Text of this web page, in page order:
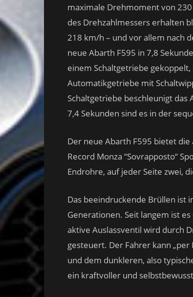
maximale Drehmoment von
des Drehzahlmessers erhalten
218 km/h – und vor allem nach
neue Abarth F595 in 7,8
einem Schaltgetriebe
Automatikgetriebe mit
Schaltgetriebe beschleunigt das
7,4 Sekunden sind es in der
Der neue Abarth F595 bietet
Record Monza “Sovrapposto“
Endrohre, auf jeder Seite zwei,
Das beeindruckende Brüllen ist
Generationen. Seit langem ist
aktive Auslassventil wird durch
gesteuert. Der Fahrer kann „per
und dem dunkleren, also
ein kraftvoller und